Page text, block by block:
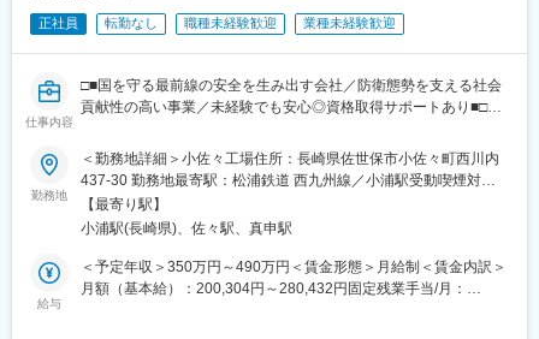
正社員 転勤なし 職種未経験歓迎 業種未経験歓迎
仕事内容
□■国を守る最前線の安全を生み出す会社／防衛態勢を支える社会
貢献性の高い事業／未経験でも安心◎資格取得サポートあり■□
■業務内容：
当社にて、製缶工作業員をお任せいたします。
■具体的には：
◇金属加工業務全般（レーザー加工、切断、旋盤、溶接、曲げ、
組立など）
◇工作機械の操作、加工プログラムの作成・入力
勤務地
＜勤務地詳細＞小佐々工場住所：長崎県佐世保市小佐々町西川内
437-30 勤務地最寄駅：松浦鉄道 西九州線／小浦駅受動喫煙対
策：その他（敷地内禁煙（屋内喫煙可能場所あり））変更の範
囲：無
【最寄り駅】
小浦駅(長崎県)、佐々駅、真申駅
給与
＜予定年収＞350万円～490万円＜賃金形態＞月給制＜賃金内訳＞
月額（基本給）：200,304円～280,432円固定残業手当/月：